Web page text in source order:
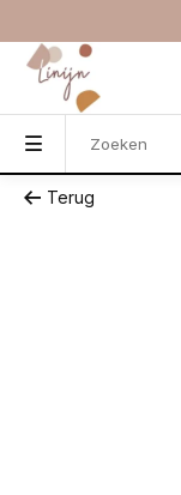
Terug